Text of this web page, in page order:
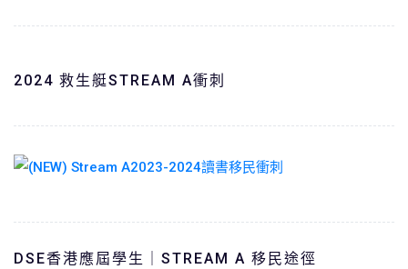
2024 救生艇STREAM A衝刺
DSE香港應屆學生｜STREAM A 移民途徑